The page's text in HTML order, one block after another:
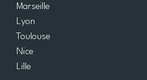
Marseille
Lyon
Toulouse
Nice
Lille